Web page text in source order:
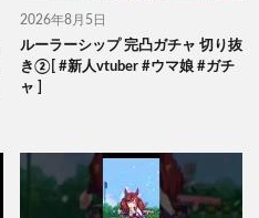
2026年8月5日
ルーラーシップ 完凸ガチャ 切り抜
き②[ #新人vtuber #ウマ娘 #ガチ
ャ ]